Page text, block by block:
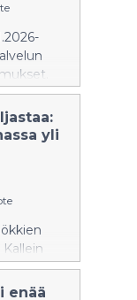
suosion
paljon
yli
on 245
enää